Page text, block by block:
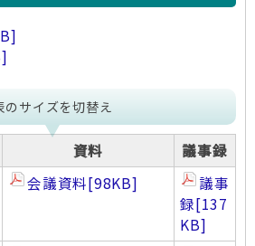
のサイズを切替え
資料
議事録
会議資料[98KB]
議事
録[137
KB]